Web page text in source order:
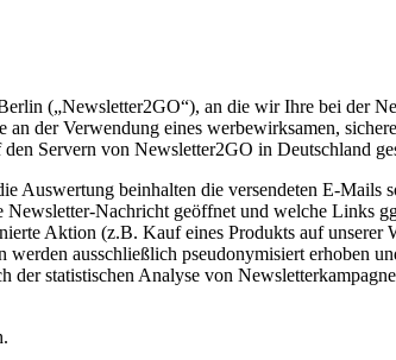
(„Newsletter2GO“), an die wir Ihre bei der
der Verwendung eines werbewirksamen,
Servern von Newsletter2GO in Deutschland
Auswertung beinhalten die versendeten E-Mails
Newsletter-Nachricht geöffnet und welche Links
Aktion (z.B. Kauf eines Produkts auf unserer
ausschließlich pseudonymisiert erhoben
der statistischen Analyse von